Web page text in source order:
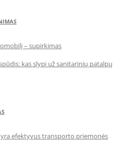
– supirkimas
kas slypi už sanitarinių patalpų
efektyvus transporto priemonės